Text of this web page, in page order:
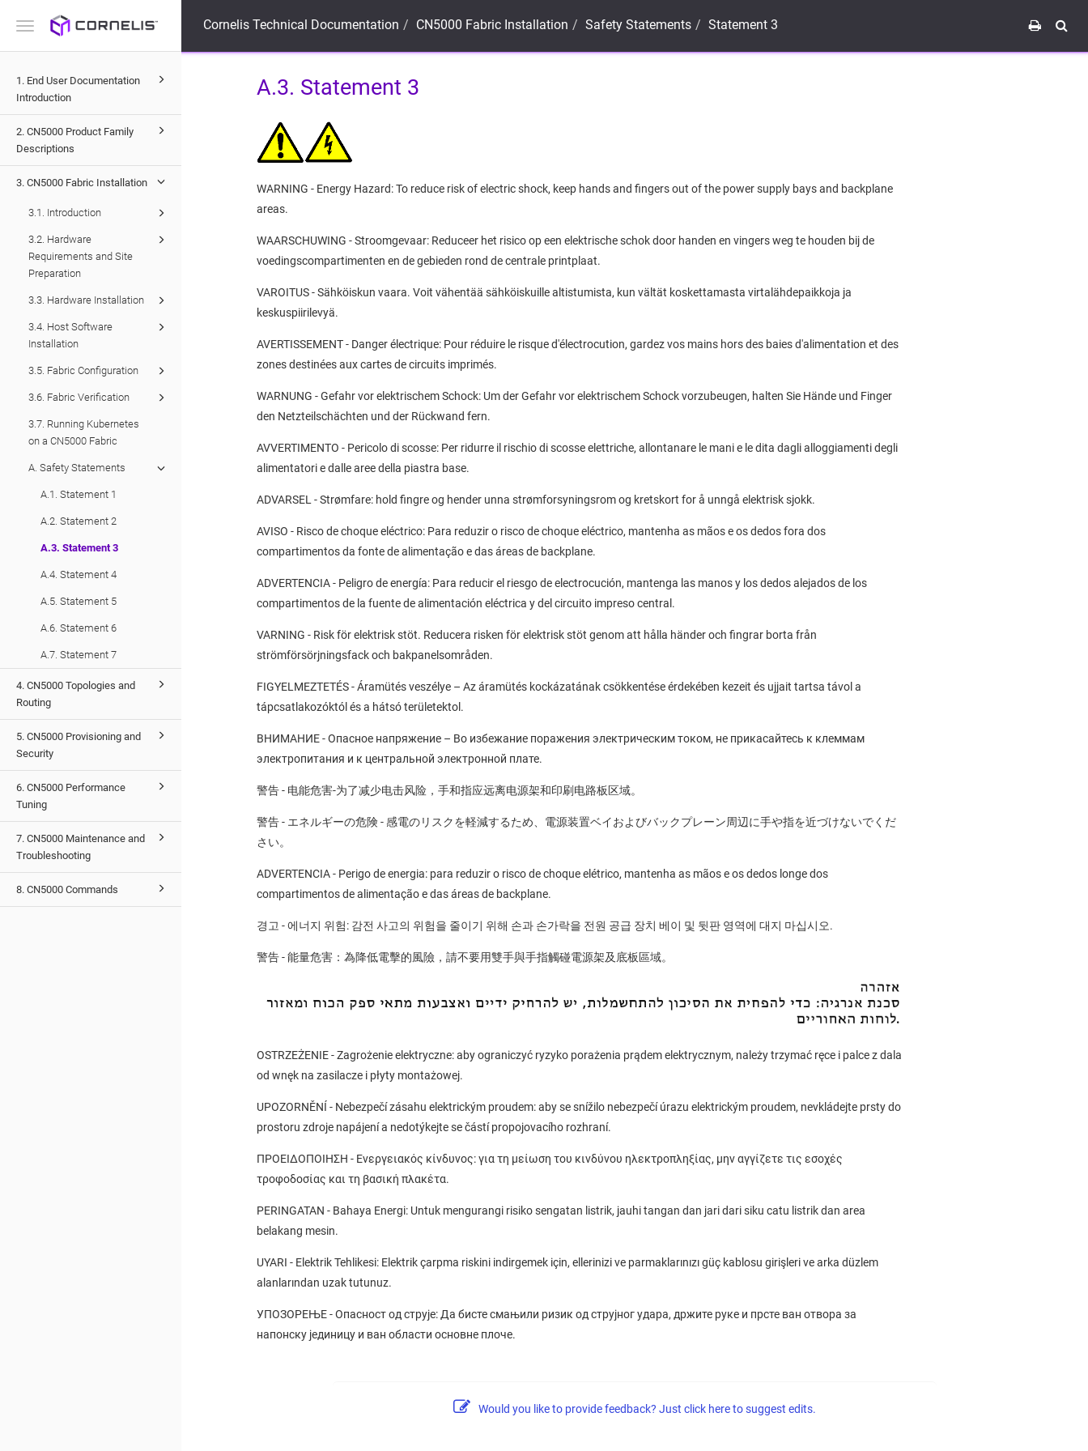
Toggle
1. End User Documentation
Introduction
2. CN5000 Product Family
Descriptions
3. CN5000 Fabric Installation
3.1. Introduction
3.2. Hardware
Requirements and Site
Preparation
3.3. Hardware Installation
3.4. Host Software
Installation
3.5. Fabric Configuration
3.6. Fabric Verification
3.7. Running Kubernetes
on a CN5000 Fabric
A. Safety Statements
A.1. Statement 1
A.2. Statement 2
A.3. Statement 3
A.4. Statement 4
A.5. Statement 5
A.6. Statement 6
A.7. Statement 7
4. CN5000 Topologies and
Routing
5. CN5000 Provisioning and
Security
6. CN5000 Performance
Tuning
7. CN5000 Maintenance and
Troubleshooting
8. CN5000 Commands
Cornelis Technical Documentation CN5000 Fabric Installation Safety Statements Statement 3
A.3. Statement 3
WARNING - Energy Hazard: To reduce risk of electric shock, keep hands and fingers out of the power supply bays and backplane
areas.
WAARSCHUWING - Stroomgevaar: Reduceer het risico op een elektrische schok door handen en vingers weg te houden bij de
voedingscompartimenten en de gebieden rond de centrale printplaat.
VAROITUS - Sähköiskun vaara. Voit vähentää sähköiskuille altistumista, kun vältät koskettamasta virtalähdepaikkoja ja
keskuspiirilevyä.
AVERTISSEMENT - Danger électrique: Pour réduire le risque d'électrocution, gardez vos mains hors des baies d'alimentation et des
zones destinées aux cartes de circuits imprimés.
WARNUNG - Gefahr vor elektrischem Schock: Um der Gefahr vor elektrischem Schock vorzubeugen, halten Sie Hände und Finger
den Netzteilschächten und der Rückwand fern.
AVVERTIMENTO - Pericolo di scosse: Per ridurre il rischio di scosse elettriche, allontanare le mani e le dita dagli alloggiamenti degli
alimentatori e dalle aree della piastra base.
ADVARSEL - Strømfare: hold fingre og hender unna strømforsyningsrom og kretskort for å unngå elektrisk sjokk.
AVISO - Risco de choque eléctrico: Para reduzir o risco de choque eléctrico, mantenha as mãos e os dedos fora dos
compartimentos da fonte de alimentação e das áreas de backplane.
ADVERTENCIA - Peligro de energía: Para reducir el riesgo de electrocución, mantenga las manos y los dedos alejados de los
compartimentos de la fuente de alimentación eléctrica y del circuito impreso central.
VARNING - Risk för elektrisk stöt. Reducera risken för elektrisk stöt genom att hålla händer och fingrar borta från
strömförsörjningsfack och bakpanelsområden.
FIGYELMEZTETÉS - Áramütés veszélye – Az áramütés kockázatának csökkentése érdekében kezeit és ujjait tartsa távol a
tápcsatlakozóktól és a hátsó területektol.
ВНИМАНИЕ - Опасное напряжение – Во избежание поражения электрическим током, не прикасайтесь к клеммам
электропитания и к центральнoй электроннoй плате.
警告 - 电能危害-为了减少电击风险，手和指应远离电源架和印刷电路板区域。
警告 - エネルギーの危険 - 感電のリスクを軽減するため、電源装置ベイおよびバックプレーン周辺に手や指を近づけないでくだ
さい。
ADVERTENCIA - Perigo de energia: para reduzir o risco de choque elétrico, mantenha as mãos e os dedos longe dos
compartimentos de alimentação e das áreas de backplane.
경고 - 에너지 위험: 감전 사고의 위험을 줄이기 위해 손과 손가락을 전원 공급 장치 베이 및 뒷판 영역에 대지 마십시오.
警告 - 能量危害：為降低電擊的風險，請不要用雙手與手指觸碰電源架及底板區域。
OSTRZEŻENIE - Zagrożenie elektryczne: aby ograniczyć ryzyko porażenia prądem elektrycznym, należy trzymać ręce i palce z dala
od wnęk na zasilacze i płyty montażowej.
UPOZORNĚNÍ - Nebezpečí zásahu elektrickým proudem: aby se snížilo nebezpečí úrazu elektrickým proudem, nevkládejte prsty do
prostoru zdroje napájení a nedotýkejte se částí propojovacího rozhraní.
ΠΡΟΕΙΔΟΠΟΙΗΣΗ - Ενεργειακός κίνδυνος: για τη μείωση του κινδύνου ηλεκτροπληξίας, μην αγγίζετε τις εσοχές
τροφοδοσίας και τη βασική πλακέτα.
PERINGATAN - Bahaya Energi: Untuk mengurangi risiko sengatan listrik, jauhi tangan dan jari dari siku catu listrik dan area
belakang mesin.
UYARI - Elektrik Tehlikesi: Elektrik çarpma riskini indirgemek için, ellerinizi ve parmaklarınızı güç kablosu girişleri ve arka düzlem
alanlarından uzak tutunuz.
УПОЗОРЕЊЕ - Опасност од струје: Да бисте смањили ризик од струјног удара, држите руке и прсте ван отвора за
напонску јединицу и ван области основне плоче.
Would you like to provide feedback? Just click here to suggest edits.